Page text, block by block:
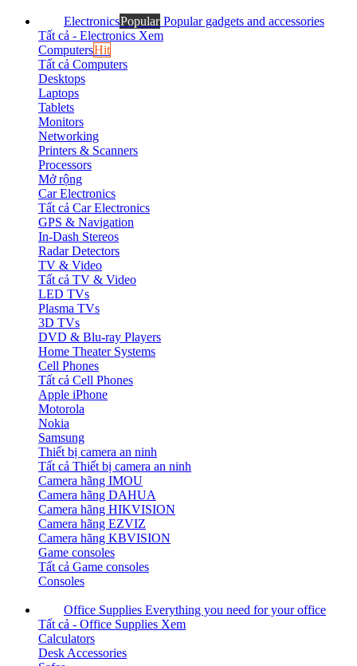
ElectronicsPopular Popular gadgets and accessories
Tất cả - Electronics Xem
ComputersHit
Tất cả Computers
Desktops
Laptops
Tablets
Monitors
Networking
Printers & Scanners
Processors
Mở rộng
Car Electronics
Tất cả Car Electronics
GPS & Navigation
In-Dash Stereos
Radar Detectors
TV & Video
Tất cả TV & Video
LED TVs
Plasma TVs
3D TVs
DVD & Blu-ray Players
Home Theater Systems
Cell Phones
Tất cả Cell Phones
Apple iPhone
Motorola
Nokia
Samsung
Thiết bị camera an ninh
Tất cả Thiết bị camera an ninh
Camera hãng IMOU
Camera hãng DAHUA
Camera hãng HIKVISION
Camera hãng EZVIZ
Camera hãng KBVISION
Game consoles
Tất cả Game consoles
Consoles
Office Supplies Everything you need for your office
Tất cả - Office Supplies Xem
Calculators
Desk Accessories